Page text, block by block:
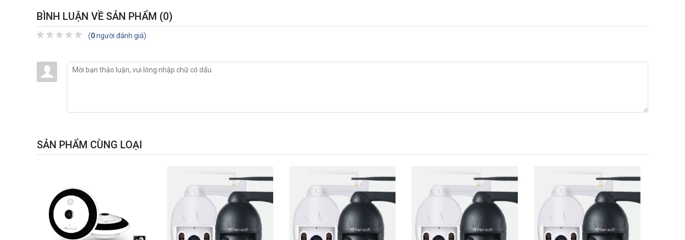
BÌNH LUẬN VỀ SẢN PHẨM (0)
(0người đánh giá)
SẢN PHẨM CÙNG LOẠI